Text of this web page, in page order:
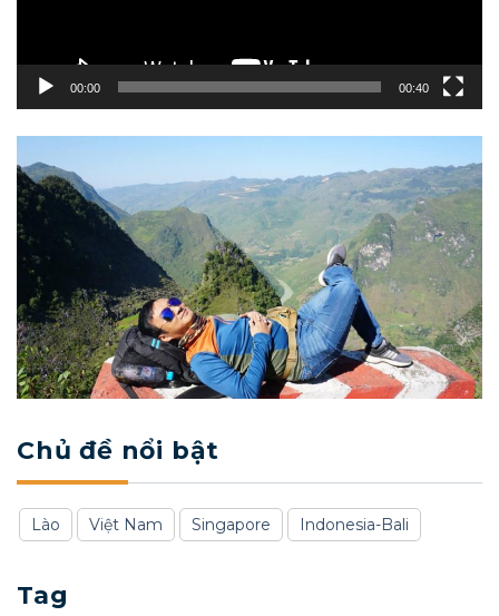
00:00 00:40
Chủ đề nổi bật
Lào Việt Nam Singapore Indonesia-Bali
Tag